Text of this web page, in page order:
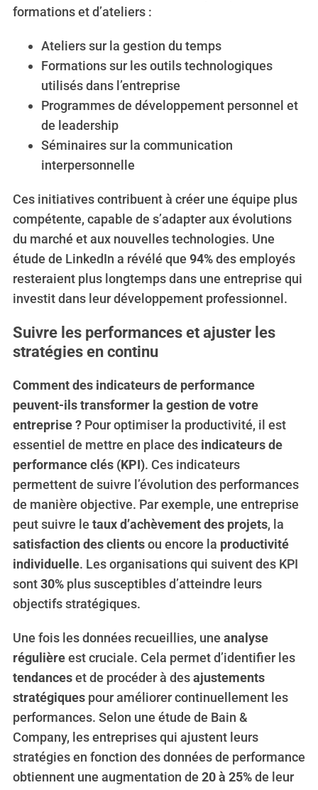
formations et d’ateliers :
Ateliers sur la gestion du temps
Formations sur les outils technologiques
utilisés dans l’entreprise
Programmes de développement personnel et
de leadership
Séminaires sur la communication
interpersonnelle
Ces initiatives contribuent à créer une équipe plus
compétente, capable de s’adapter aux évolutions
du marché et aux nouvelles technologies. Une
étude de LinkedIn a révélé que 94%des employés
resteraient plus longtemps dans une entreprise qui
investit dans leur développement professionnel.
Suivre les performances et ajuster les
stratégies en continu
Comment des indicateurs de performance
peuvent-ils transformer la gestion de votre
entreprise ?Pour optimiser la productivité, il est
essentiel de mettre en place des indicateurs de
performance clés (KPI). Ces indicateurs
permettent de suivre l’évolution des performances
de manière objective. Par exemple, une entreprise
peut suivre le taux d’achèvement des projets, la
satisfaction des clientsou encore la productivité
individuelle. Les organisations qui suivent des KPI
sont30%plus susceptibles d’atteindre leurs
objectifs stratégiques.
Une fois les données recueillies, une analyse
régulièreest cruciale. Cela permet d’identifier les
tendanceset de procéder à desajustements
stratégiquespour améliorer continuellement les
performances. Selon une étude de Bain &
Company, les entreprises qui ajustent leurs
stratégies en fonction des données de performance
obtiennent une augmentation de 20 à 25%de leur